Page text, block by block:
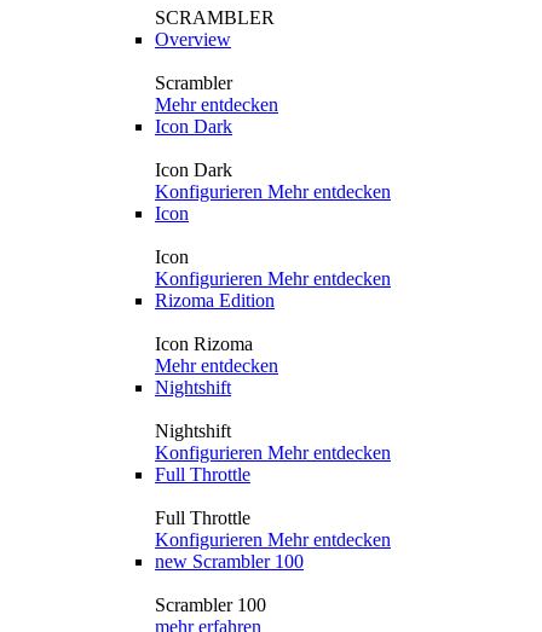
SCRAMBLER
Overview
Scrambler
Mehr entdecken
Icon Dark
Icon Dark
Konfigurieren Mehr entdecken
Icon
Icon
Konfigurieren Mehr entdecken
Rizoma Edition
Icon Rizoma
Mehr entdecken
Nightshift
Nightshift
Konfigurieren Mehr entdecken
Full Throttle
Full Throttle
Konfigurieren Mehr entdecken
new Scrambler 100
Scrambler 100
mehr erfahren